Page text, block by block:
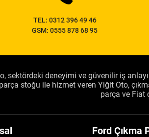
TEL: 0312 396 49 46
GSM:0555 878 68 95
sektördeki deneyimi ve güvenilir iş
stoğu ile hizmet veren Yiğit Oto,
parça ve Fiat
Ford Çıkma